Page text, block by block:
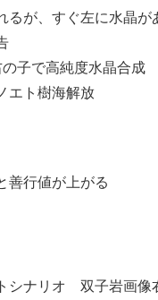
るが、すぐ左に水晶が
の子で高純度水晶合成
エト樹海解放
善行値が上がる
シナリオ 双子岩画